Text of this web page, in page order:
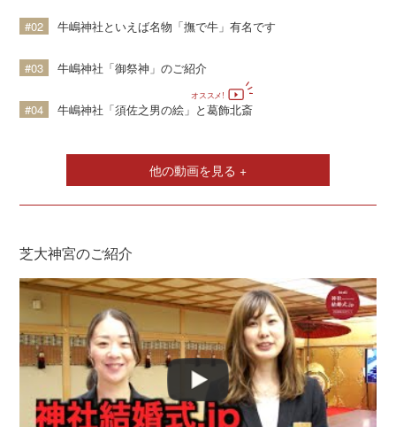
#02 牛嶋神社といえば名物「撫で牛」有名です
#03 牛嶋神社「御祭神」のご紹介
#04 牛嶋神社「須佐之男の絵」と葛飾北斎
他の動画を見る +
芝大神宮のご紹介